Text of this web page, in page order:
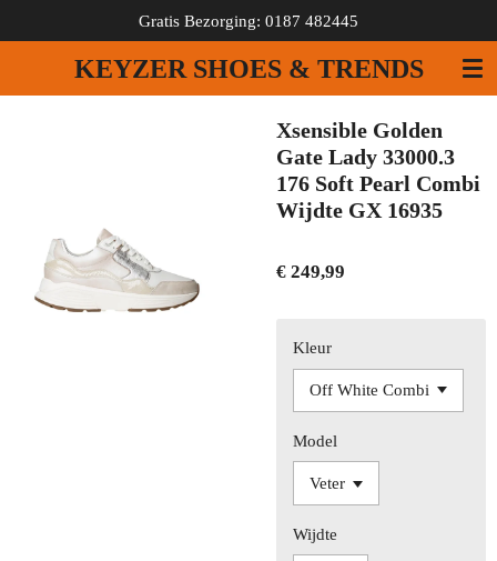
direct
de
KEYZER SHOES & TRENDS
Gratis Bezorging: 0187 482445
Xsensible Golden
Gate Lady 33000.3
176 Soft Pearl Combi
Wijdte GX 16935
€ 249,99
Kleur
Model
Wijdte